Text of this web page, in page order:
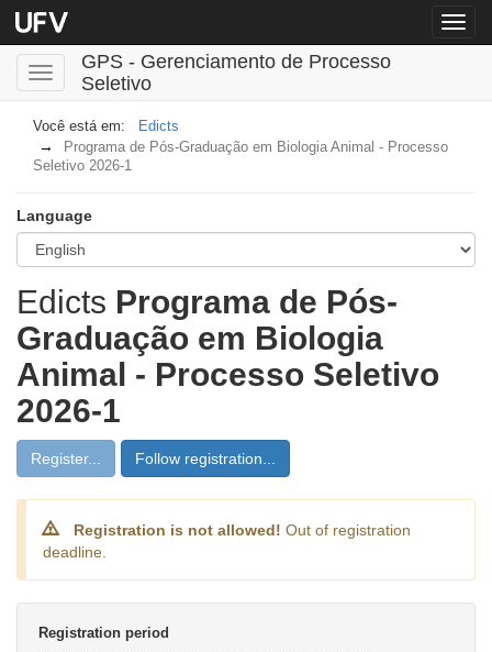
Menu
Toggle
navigation
GPS - Gerenciamento de Processo
Seletivo
Edicts
Programa de Pós-Graduação em Biologia Animal - Processo
Seletivo 2026-1
Language
Edicts Programa de Pós-
Graduação em Biologia
Animal - Processo Seletivo
2026-1
Register... Follow registration...
Registration is not allowed! Out of registration
deadline.
Registration period